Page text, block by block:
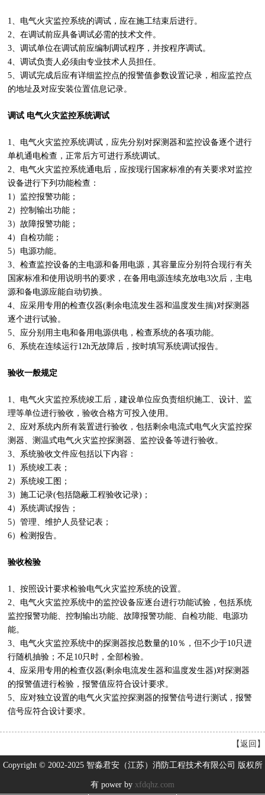
1、电气火灾监控系统的调试，应在施工结束后进行。
2、在调试前应具备调试必需的技术文件。
3、调试单位在调试前应编制调试程序，并按程序调试。
4、调试负责人必须由专业技术人员担任。
5、调试完成后应有详细监控点的报警值参数设置记录，相应监控点
的地址及对应安装位置信息记录。
调试 电气火灾监控系统调试
1、电气火灾监控系统调试，应先分别对探测器和监控设备逐个进行
单机通电检查，正常后方可进行系统调试。
2、电气火灾监控系统通电后，应按现行国家标准的有关要求对监控
设备进行下列功能检查：
1）监控报警功能；
2）控制输出功能；
3）故障报警功能；
4）自检功能；
5）电源功能。
3、检查监控设备的主电源和备用电源，其容量应分别符合现行有关
国家标准和使用说明书的要求，在备用电源连续充放电3次后，主电
源和备电源应能自动切换。
4、应采用专用的检查仪器(剩余电流发生器和温度发生揣)对探测器
逐个进行试验。
5、应分别用主电和备用电源供电，检查系统的各项功能。
6、系统在连续运行12h无故障后，按时填写系统调试报告。
验收一般规定
1、电气火灾监控系统竣工后，建设单位应负责组织施工、设计、监
理等单位进行验收，验收合格方可投入使用。
2、应对系统内所有装置进行验收，包括剩余电流式电气火灾监控探
测器、测温式电气火灾监控探测器、监控设备等进行验收。
3、系统验收文件应包括以下内容：
1）系统竣工表；
2）系统竣工图；
3）施工记录(包括隐蔽工程验收记录)；
4）系统调试报告；
5）管理、维护人员登记表；
6）检测报告。
验收检验
1、按照设计要求检验电气火灾监控系统的设置。
2、电气火灾监控系统中的监控设备应逐台进行功能试验，包括系统
监控报警功能、控制输出功能、故障报警功能、自检功能、电源功
能。
3、电气火灾监控系统中的探测器按总数量的10％，但不少于10只进
行随机抽验；不足10只时，全部检验。
4、应采用专用的检查仪器(剩余电流发生器和温度发生器)对探测器
的报警值进行检验，报警值应符合设计要求。
5、应对独立设置的电气火灾监控探测器的报警信号进行测试，报警
信号应符合设计要求。
【返回 】
Copyright © 2002-2025 智淼君安（江苏）消防工程技术有限公司 版权所
有 power by xfdqhz.com